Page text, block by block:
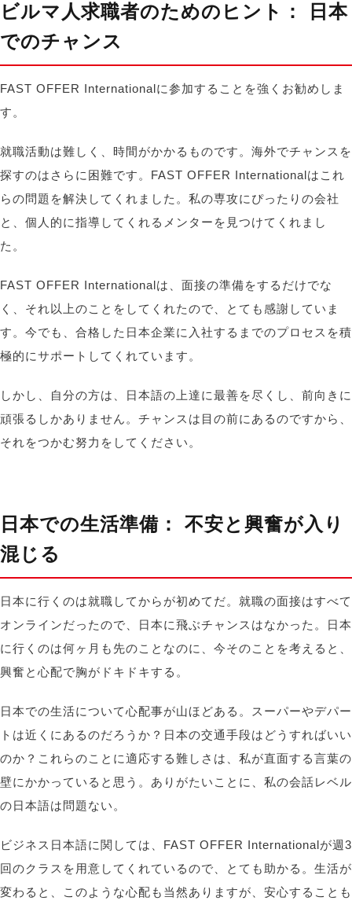
ビルマ人求職者のためのヒント ：
日本
でのチャンス
FAST OFFER Internationalに参加することを強くお勧めしま
す。
就職活動は難しく、時間がかかるものです。海外でチャンスを
探すのはさらに困難です。FAST OFFER Internationalはこれ
らの問題を解決してくれました。私の専攻にぴったりの会社
と、個人的に指導してくれるメンターを見つけてくれまし
た。
FAST OFFER Internationalは、面接の準備をするだけでな
く、それ以上のことをしてくれたので、とても感謝していま
す。今でも、合格した日本企業に入社するまでのプロセスを積
極的にサポートしてくれています。
しかし、自分の方は、日本語の上達に最善を尽くし、前向きに
頑張るしかありません。チャンスは目の前にあるのですから、
それをつかむ努力をしてください。
日本での生活準備 ： 不安と興奮が入り
混じる
日本に行くのは就職してからが初めてだ。就職の面接はすべて
オンラインだったので、日本に飛ぶチャンスはなかった。日本
に行くのは何ヶ月も先のことなのに、今そのことを考えると、
興奮と心配で胸がドキドキする。
日本での生活について心配事が山ほどある。スーパーやデパー
トは近くにあるのだろうか？日本の交通手段はどうすればいい
のか？これらのことに適応する難しさは、私が直面する言葉の
壁にかかっていると思う。ありがたいことに、私の会話レベル
の日本語は問題ない。
ビジネス日本語に関しては、FAST OFFER Internationalが週3
回のクラスを用意してくれているので、とても助かる。生活が
変わると、このような心配も当然ありますが、安心することも